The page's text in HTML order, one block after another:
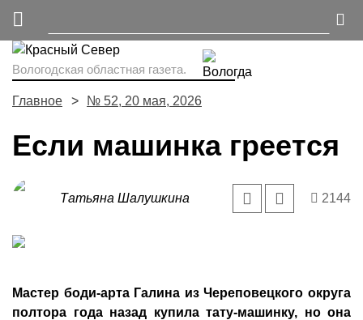
Вологодская областная газета.
Главное № 52, 20 мая, 2026
Если машинка греется
Татьяна Шалушкина 2144
Мастер боди-арта Галина из Череповецкого округа
полтора года назад купила тату-машинку, но она